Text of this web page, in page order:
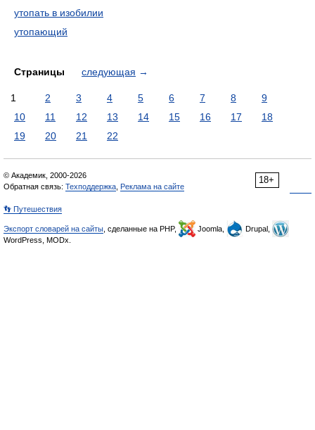
утопать в изобилии
утопающий
Страницы следующая →
1 2 3 4 5 6 7 8
9
10
11 12 13 14 15 16 17
18
19
20 21 22
18+
© Академик, 2000-2026
Обратная связь: Техподдержка Реклама на сайте
👣 Путешествия
Экспорт словарей на сайты , сделанные на PHP, Joomla,
Drupal,
WordPress, MODx.